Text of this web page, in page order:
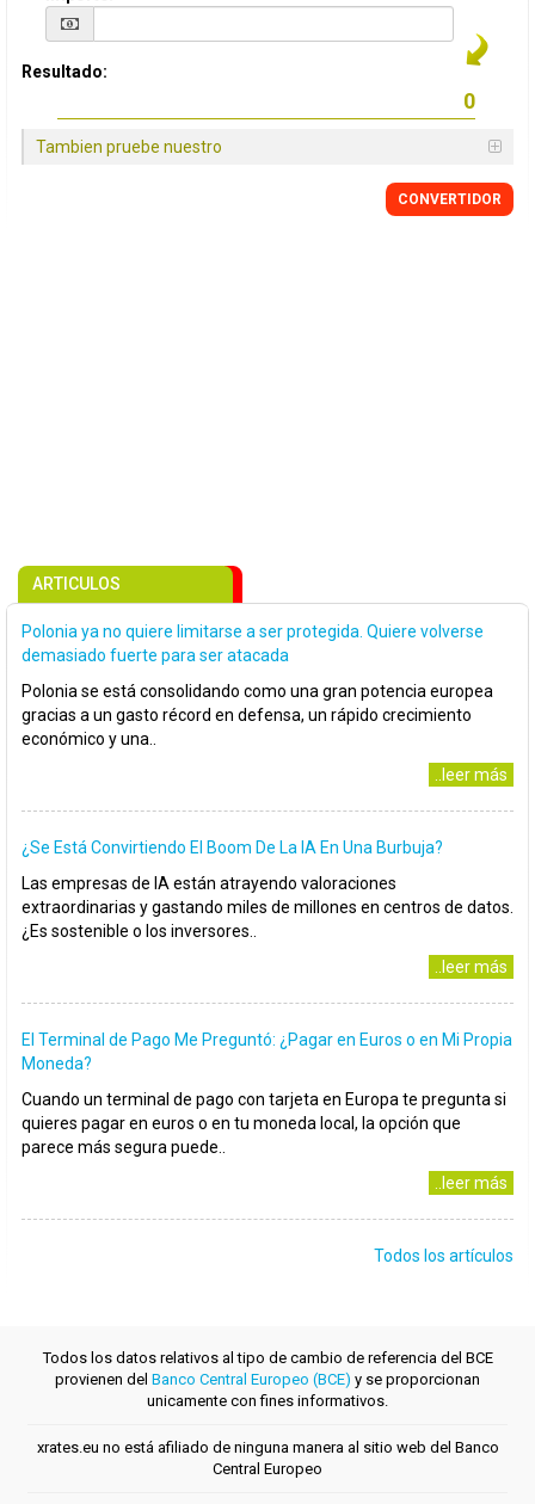
Resultado:
Tambien pruebe nuestro
CONVERTIDOR
ARTICULOS
Polonia ya no quiere limitarse a ser protegida. Quiere volverse
demasiado fuerte para ser atacada
Polonia se está consolidando como una gran potencia europea
gracias a un gasto récord en defensa, un rápido crecimiento
económico y una..
..leer más
¿Se Está Convirtiendo El Boom De La IA En Una Burbuja?
Las empresas de IA están atrayendo valoraciones
extraordinarias y gastando miles de millones en centros de datos.
¿Es sostenible o los inversores..
..leer más
El Terminal de Pago Me Preguntó: ¿Pagar en Euros o en Mi Propia
Moneda?
Cuando un terminal de pago con tarjeta en Europa te pregunta si
quieres pagar en euros o en tu moneda local, la opción que
parece más segura puede..
..leer más
Todos los artículos
Todos los datos relativos al tipo de cambio de referencia del BCE
provienen del Banco Central Europeo (BCE) y se proporcionan
unicamente con fines informativos.
xrates.eu no está afiliado de ninguna manera al sitio web del Banco
Central Europeo